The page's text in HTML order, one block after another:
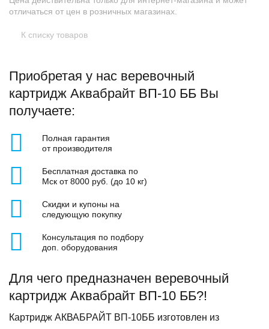
отличаться от цен в розничных магазинах.
К списку товаров
Приобретая у нас веревочный
картридж Аквабрайт ВП-10 ББ Вы
получаете:
Полная гарантия
от производителя
Бесплатная доставка по
Мск от 8000 руб. (до 10 кг)
Скидки и купоны на
следующую покупку
Консультация по подбору
доп. оборудования
Для чего предназначен веревочный
картридж Аквабрайт ВП-10 ББ?!
Картридж АКВАБРАЙТ ВП-10ББ изготовлен из